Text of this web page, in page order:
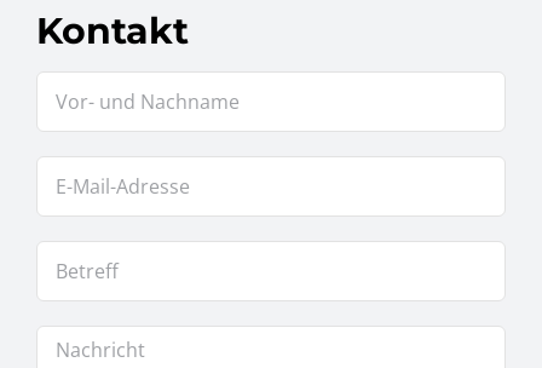
Kontakt